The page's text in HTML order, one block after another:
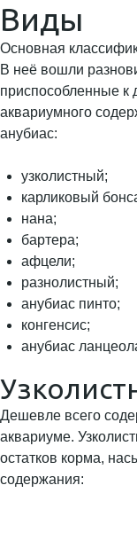
Виды
Основная
В неё вошли
приспособленные
аквариумного
анубиас:
узколистный;
карликовый
нана;
бартера;
афцели;
разнолистный;
анубиас пинто;
конгенсис;
анубиас
Дешевле всего
аквариуме.
остатков корма,
содержания: